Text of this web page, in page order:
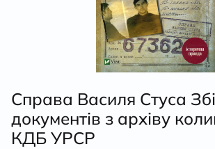
Справа Василя Стуса
документів з архіву
КДБ УРСР